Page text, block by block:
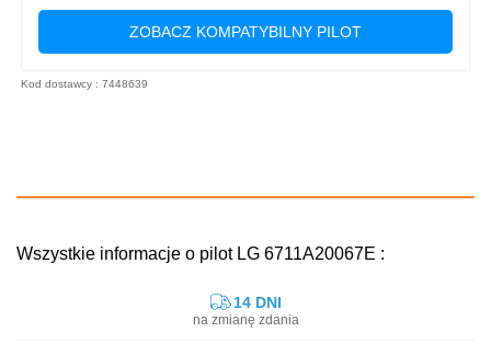
ZOBACZ KOMPATYBILNY PILOT
Kod dostawcy : 7448639
Wszystkie informacje o pilot LG 6711A20067E :
14 DNI
na zmianę zdania